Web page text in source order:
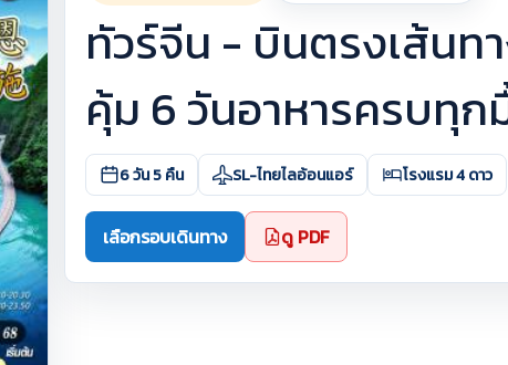
ทัวร์จีน - บินตรงเส้นท
คุ้ม 6 วันอาหารครบทุก
6 วัน 5 คืน SL-ไทยไลอ้อนแอร์ โรงแรม 4 ดาว
เลือกรอบเดินทาง ดู PDF